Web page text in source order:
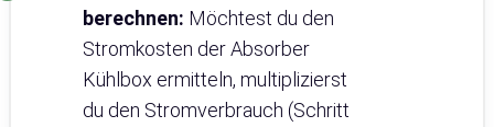
berechnen: Möchtest du den
Stromkosten der Absorber
Kühlbox ermitteln, multiplizierst
du den Stromverbrauch (Schritt